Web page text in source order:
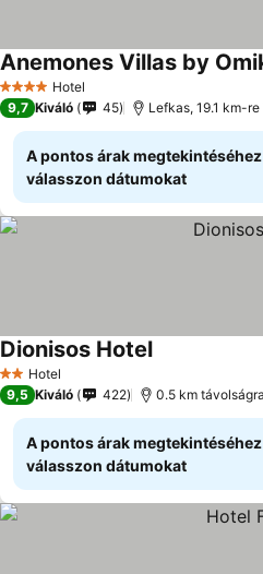
4 KategóriaHotel
Anemones Villas by
9,7 Kiváló 45 Lefkas, 19.1 km-
A pontos árak megtekintéséhez
válasszon dátumokat
2 Kategória
Hotel
Dionisos Hotel
9,5 Kiváló 422 0.5 km
A pontos árak megtekintéséhez
válasszon dátumokat